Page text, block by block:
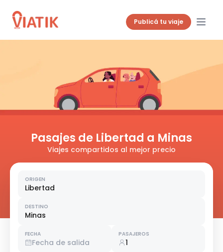
Publicá tu viaje
Pasajes de Libertad a Minas
Viajes compartidos al mejor precio
ORIGEN
Libertad
DESTINO
Minas
FECHA
Fecha de salida
PASAJEROS
1